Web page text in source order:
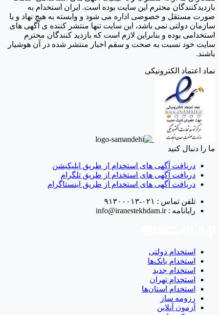
بازدیدکنندگان محترم این سایت بوده است. ایران استخدام به
صورت مستقل و خصوصی اداره می شود و وابسته به هیچ نهاد و یا
سازمان دولتی نمی باشد، این سایت تنها منتشر کننده ی آگهی های
استخدامی بوده و بنابراین لازم است که بازدید کنندگان محترم
سایت خود نسبت به صحت و سقم اخبار منتشر شده در آن هوشیار
باشند.
نماد اعتماد الکترونیکی
ما را دنبال کنید
دریافت آگهی های استخدام از طریق اپلیکیشن
دریافت آگهی های استخدام از طریق تلگرام
دریافت آگهی های استخدام از طریق اینستاگرام
تلفن تماس : ۰۲۱-۹۱۳۰۰۰۱۳
رایانامه :info@iranestekhdam.ir
استخدام دولتی
استخدام بانک‌ها
استخدام جدید
استخدام تهران
استخدام استان‌ها
رزومه ساز
آزمون آنلاین